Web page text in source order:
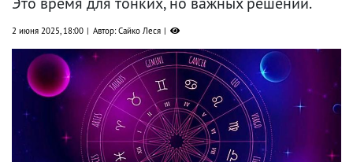
2 июня 2025, 18:00 Автор: Сайко Леся